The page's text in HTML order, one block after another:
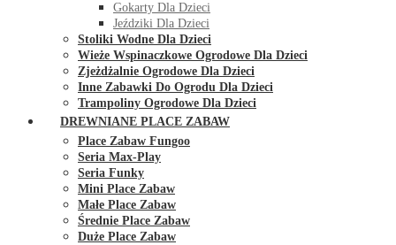
Gokarty Dla Dzieci
Jeździki Dla Dzieci
Stoliki Wodne Dla Dzieci
Wieże Wspinaczkowe Ogrodowe Dla Dzieci
Zjeżdżalnie Ogrodowe Dla Dzieci
Inne Zabawki Do Ogrodu Dla Dzieci
Trampoliny Ogrodowe Dla Dzieci
DREWNIANE PLACE ZABAW
Place Zabaw Fungoo
Seria Max-Play
Seria Funky
Mini Place Zabaw
Małe Place Zabaw
Średnie Place Zabaw
Duże Place Zabaw